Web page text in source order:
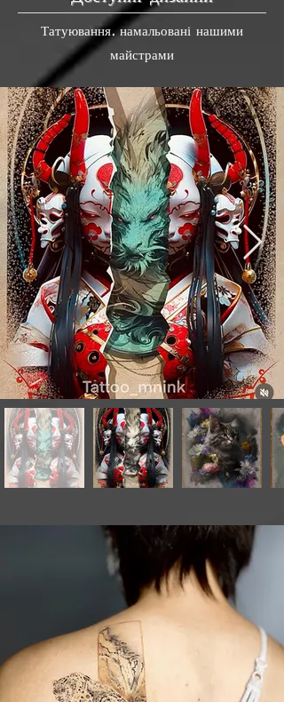
Татуювання, намальовані нашими
майстрами